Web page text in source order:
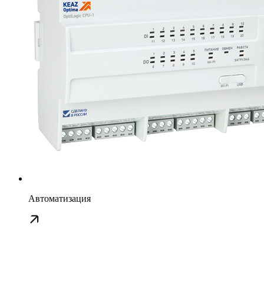
Автоматизация